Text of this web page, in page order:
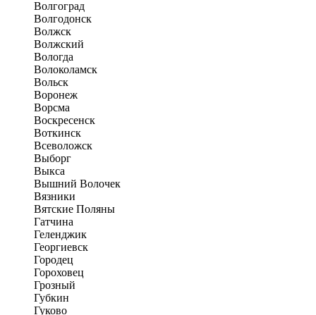
Волгоград
Волгодонск
Волжск
Волжский
Вологда
Волоколамск
Вольск
Воронеж
Ворсма
Воскресенск
Воткинск
Всеволожск
Выборг
Выкса
Вышний Волочек
Вязники
Вятские Поляны
Гатчина
Геленджик
Георгиевск
Городец
Гороховец
Грозный
Губкин
Гуково